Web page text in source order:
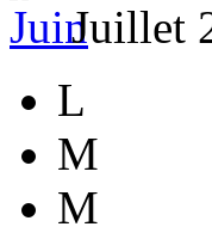
Juillet
L
M
M